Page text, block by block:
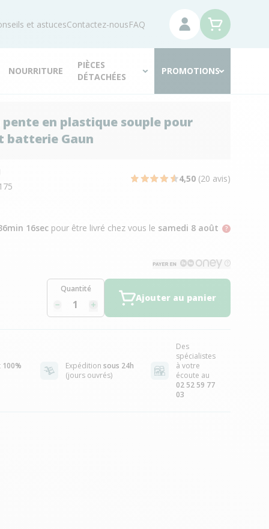
et astucesContactez-nousFAQ
NOURRITURE
PIÈCES
DÉTACHÉES
PROMOTIONS
en plastique souple pour
batterie Gaun
4,50 (20 avis)
15secpour être livré chez vous le samedi 8 août
Quantité
Ajouter au panier
100%
Expédition sous 24h
(jours ouvrés)
Des
spécialistes
à votre
écoute au
02 52 59 77
03